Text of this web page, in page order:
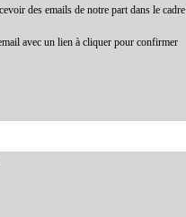
des emails de notre part dans le cadre
avec un lien à cliquer pour confirmer